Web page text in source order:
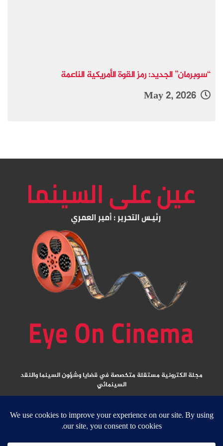
“سوبرمان” الجديد: رمز القوة الأمريكية الناعمة
May 2, 2026
مجلة الكترونية مستقلة متخصصة في قضايا وشؤون السينما والنقد
السينمائي
جميع الحقوق محفوظة ولا يسمح بإعادة نشر أي مادة من المواد المنشورة في هذا
الموقع إلا بعد الحصول على تصريح مكتوب من الناشر/ رئيس التحرير